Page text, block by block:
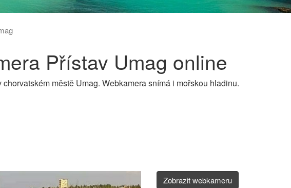
Přístav Umag online
chorvatském městě Umag. Webkamera snímá i mořskou hladinu.
Zobrazit webkameru